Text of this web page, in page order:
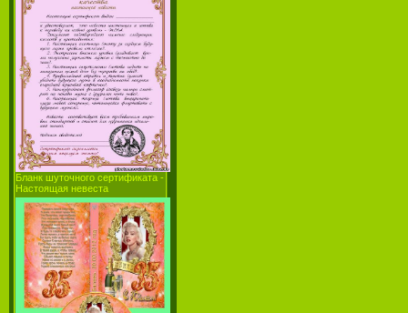
Бланк шуточного сертификата -
Настоящая невеста